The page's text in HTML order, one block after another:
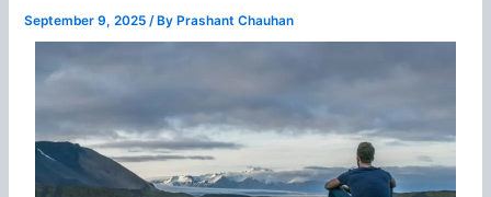
September 9, 2025/ By Prashant Chauhan